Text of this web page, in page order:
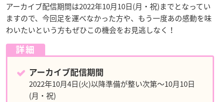
アーカイブ配信期間は2022年10月10日(月・祝)までとなってい
ますので、今回足を運べなかった方や、もう一度あの感動を味
わいたいという方もぜひこの機会をお見逃しなく！
詳細
アーカイブ配信期間
2022年10月4日(火)以降準備が整い次第～10月10日
(月・祝)